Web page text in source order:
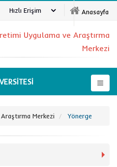
Anasayfa
Hızlı Erişim
Uygulama ve Araştırma
Merkezi
Merkezi Yönerge